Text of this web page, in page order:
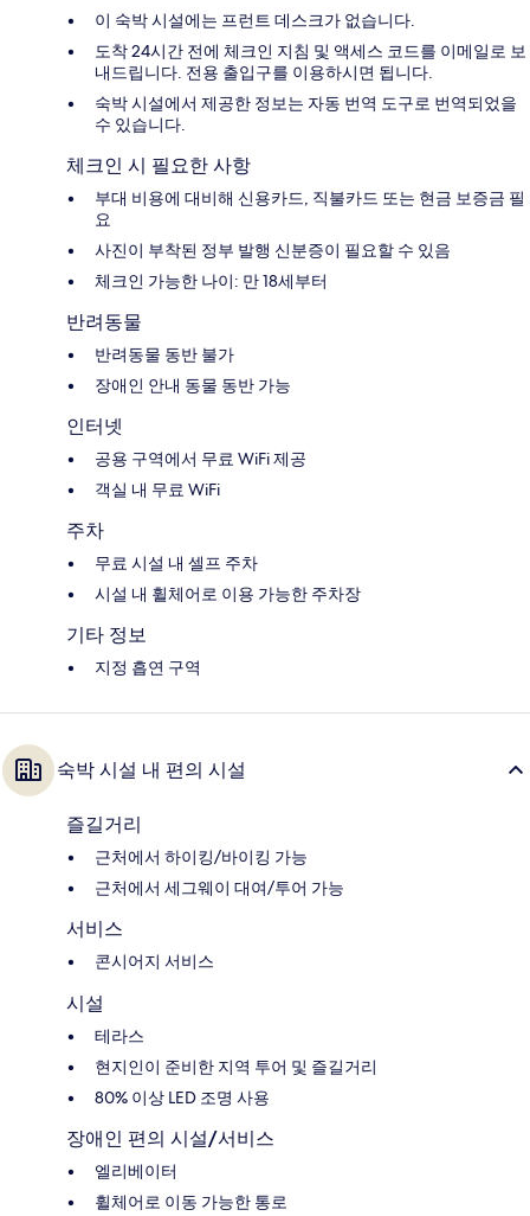
이 숙박 시설에는 프런트 데스크가 없습니다.
도착 24시간 전에 체크인 지침 및 액세스 코드를 이메일로 보
내드립니다. 전용 출입구를 이용하시면 됩니다.
숙박 시설에서 제공한 정보는 자동 번역 도구로 번역되었을
수 있습니다.
체크인 시 필요한 사항
부대 비용에 대비해 신용카드, 직불카드 또는 현금 보증금 필
요
사진이 부착된 정부 발행 신분증이 필요할 수 있음
체크인 가능한 나이: 만 18세부터
반려동물
반려동물 동반 불가
장애인 안내 동물 동반 가능
인터넷
공용 구역에서 무료 WiFi 제공
객실 내 무료 WiFi
주차
무료 시설 내 셀프 주차
시설 내 휠체어로 이용 가능한 주차장
기타 정보
지정 흡연 구역
숙박 시설 내 편의 시설
즐길거리
근처에서 하이킹/바이킹 가능
근처에서 세그웨이 대여/투어 가능
서비스
콘시어지 서비스
시설
테라스
현지인이 준비한 지역 투어 및 즐길거리
80% 이상 LED 조명 사용
장애인 편의 시설/서비스
엘리베이터
휠체어로 이동 가능한 통로